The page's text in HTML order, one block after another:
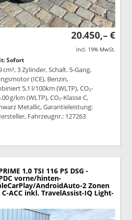
20.450,– €
incl. 19% MwSt.
Sofort
cm³, 3 Zylinder, Schalt. 5-Gang,
(ICE), Benzin,
5,1 l/100km (WLTP), CO₂-
g/km (WLTP), CO₂-Klasse C,
Metallic, Garantieleistung:
Fahrzeugnr.: 127263
drucken
1,0 TSI 116 PS DSG -
vorne/hinten-
AndroidAuto-2 Zonen
ACC inkl. TravelAssist-IQ Light-